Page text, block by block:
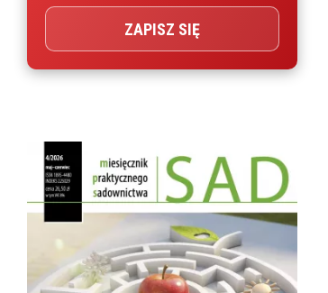
ZAPISZ SIĘ